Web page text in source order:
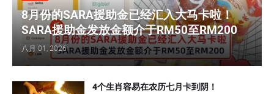
8月份的SARA援助金已经汇入大马卡啦！
SARA援助金发放金额介于RM50至RM200
八月 01, 2026
4个生肖容易在农历七月卡到阴！